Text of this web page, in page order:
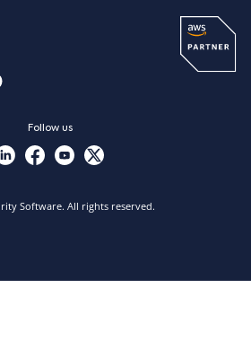
Follow us
Software. All rights reserved.